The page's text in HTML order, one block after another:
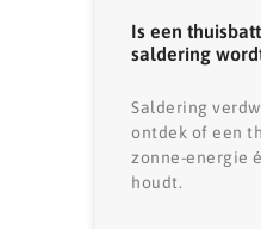
Is een
saldering
Saldering
ontdek of een
zonne-energie
houdt.